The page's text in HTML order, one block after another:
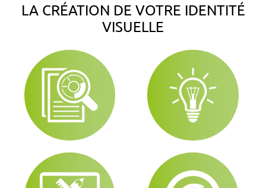
LA CRÉATION DE VOTRE IDENTITÉ
VISUELLE